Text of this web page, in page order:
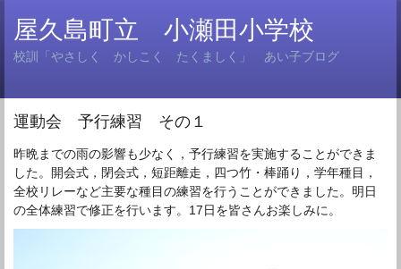
屋久島町立 小瀬田小学校
校訓「やさしく かしこく たくましく」 あい子ブログ
運動会 予行練習 その１
昨晩までの雨の影響も少なく，予行練習を実施することができま
した。開会式，閉会式，短距離走，四つ竹・棒踊り，学年種目，
全校リレーなど主要な種目の練習を行うことができました。明日
の全体練習で修正を行います。17日を皆さんお楽しみに。